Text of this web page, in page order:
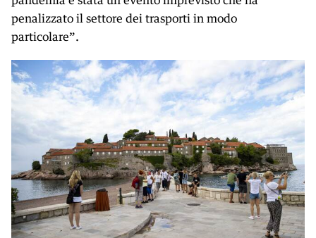
penalizzato il settore dei trasporti in modo
particolare”.